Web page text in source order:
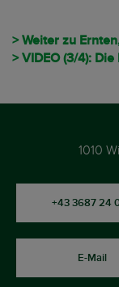
> Weiter zu
> VIDEO (3/4):
1010
+43 3687 24
E-Mail